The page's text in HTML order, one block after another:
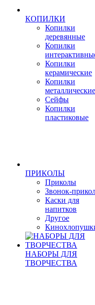
КОПИЛКИ
Копилки
деревянные
Копилки
Копилки
керамические
Копилки
металлические
Сейфы
Копилки
пластиковые
ПРИКОЛЫ
Приколы
Звонок-
Каски для
напитков
Другое
НАБОРЫ ДЛЯ
ТВОРЧЕСТВА